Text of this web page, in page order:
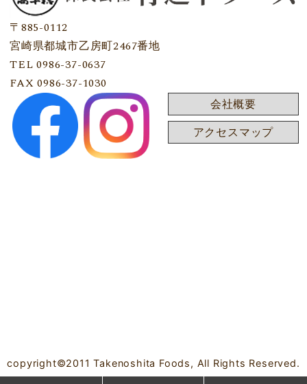
〒885-0112
宮崎県都城市乙房町2467番地
TEL 0986-37-0637
FAX 0986-37-1030
会社概要
アクセスマップ
copyright©2011 Takenoshita Foods, All Rights Reserved.